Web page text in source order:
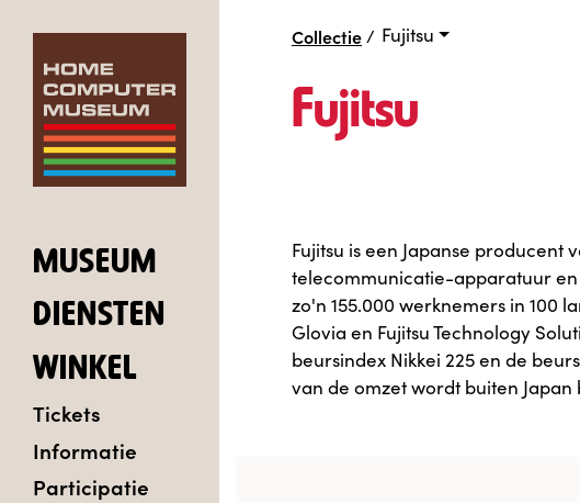
MUSEUM
DIENSTEN
WINKEL
Tickets
Informatie
Participatie
Collectie / Fujitsu
Fujitsu
Fujitsu is een Japanse
telecommunicatie-apparatuur en
zo'n 155.000 werknemers in 100
Glovia en Fujitsu Technology
beursindex Nikkei 225 en de
van de omzet wordt buiten Japan